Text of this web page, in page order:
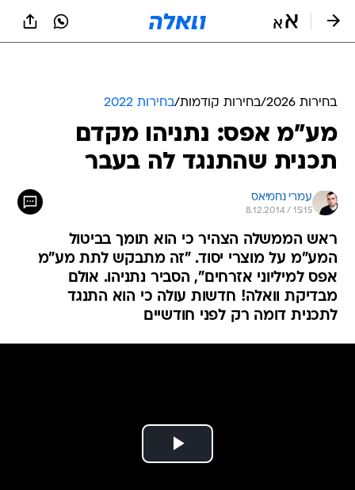
בחירות 2026 /בחירות קודמות/בחירות 2022
מע"מ אפס: נתניהו מקדם
תכנית שהתנגד לה בעבר
עמרי נחמיאס
8.12.2014 / 15:15
ראש הממשלה הצהיר כי הוא תומך בביטול
המע"מ על מוצרי יסוד. "זה מתבקש לתת מע"מ
אפס למיליוני אזרחים", הסביר נתניהו. אולם
מבדיקת וואלה! חדשות עולה כי הוא התנגד
לתכנית דומה רק לפני חודשיים